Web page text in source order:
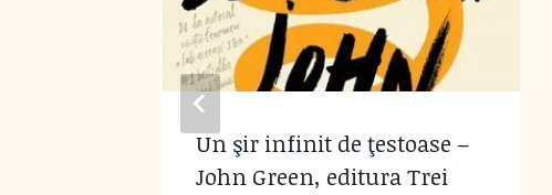
Un şir infinit de ţestoase –
John Green, editura Trei